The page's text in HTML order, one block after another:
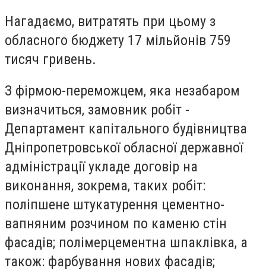
Нагадаємо, витратять при цьому з
обласного бюджету 17 мільйонів 759
тисяч гривень.
З фірмою-переможцем, яка незабаром
визначиться, замовник робіт -
Департамент капітального будівництва
Дніпропетровської обласної державної
адміністрації укладе договір на
виконання, зокрема, таких робіт:
полiпшене штукатурення цементно-
вапняним розчином по каменю стiн
фасадiв; полімерцементна шпаклівка, а
також: фарбування нових фасадів;